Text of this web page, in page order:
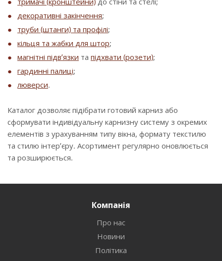
декоративні закінчення;
труби (штанги) та профілі;
кільця та жабки для штор;
магнітні підв’язки та підхвати (розети);
гардинні палиці;
люверси.
Каталог дозволяє підібрати готовий карниз або
сформувати індивідуальну карнизну систему з окремих
елементів з урахуванням типу вікна, формату текстилю
та стилю інтер’єру. Асортимент регулярно оновлюється
та розширюється.
Компанія
Про нас
Новини
Політика